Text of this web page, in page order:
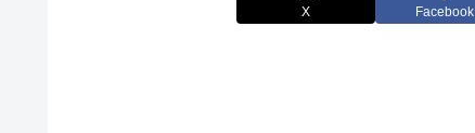
X Facebook